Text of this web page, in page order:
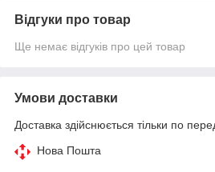
Відгуки про товар
Ще немає відгуків про цей товар
Умови доставки
Доставка здійснюється тільки по
Нова Пошта